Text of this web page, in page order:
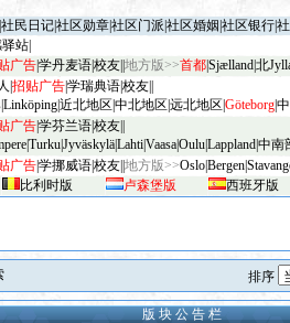
社民日记社区勋章社区门派 社区婚姻 社区银行
站
广告学丹麦语校友 地方版>>首都Sjælland北
招贴广告学瑞典语校友
Linköping近北地区 中北地区 远北地区 Göteborg
广告学芬兰语校友
TurkuJyväskyläLahtiVaasaOuluLappland中南
广告学挪威语校友 地方版>>OsloBergen
比利时版 卢森堡版 西班牙版
排序
版 块 公 告 栏